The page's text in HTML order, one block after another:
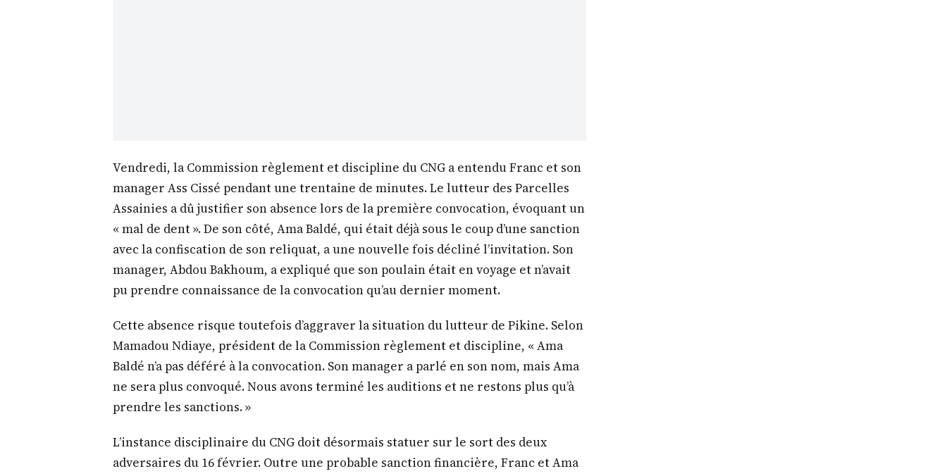
Vendredi, la Commission règlement et discipline du CNG a entendu Franc et son
manager Ass Cissé pendant une trentaine de minutes. Le lutteur des Parcelles
Assainies a dû justifier son absence lors de la première convocation, évoquant un
« mal de dent ». De son côté, Ama Baldé, qui était déjà sous le coup d’une sanction
avec la confiscation de son reliquat, a une nouvelle fois décliné l’invitation. Son
manager, Abdou Bakhoum, a expliqué que son poulain était en voyage et n’avait
pu prendre connaissance de la convocation qu’au dernier moment.
Cette absence risque toutefois d’aggraver la situation du lutteur de Pikine. Selon
Mamadou Ndiaye, président de la Commission règlement et discipline, « Ama
Baldé n’a pas déféré à la convocation. Son manager a parlé en son nom, mais Ama
ne sera plus convoqué. Nous avons terminé les auditions et ne restons plus qu’à
prendre les sanctions. »
L’instance disciplinaire du CNG doit désormais statuer sur le sort des deux
adversaires du 16 février. Outre une probable sanction financière, Franc et Ama